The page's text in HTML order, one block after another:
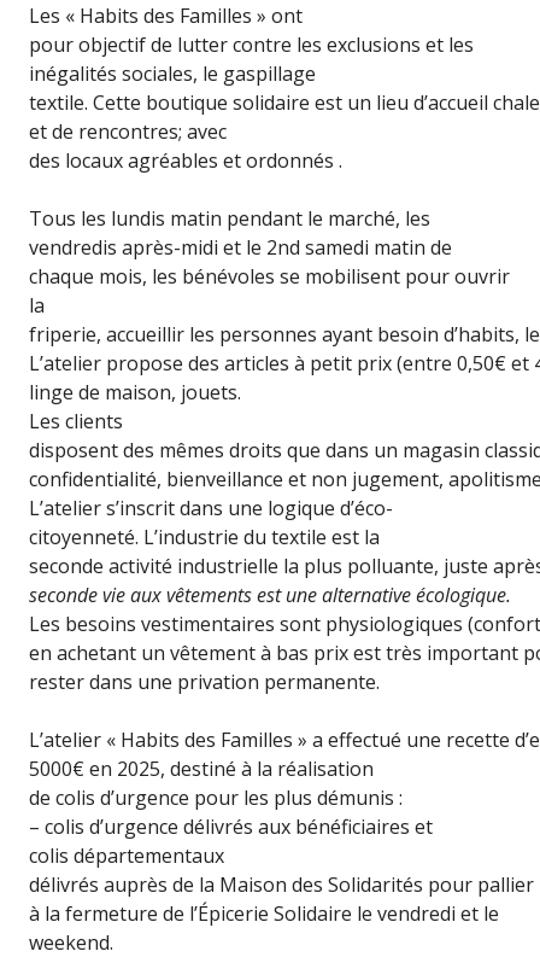
Les « Habits des Familles » ont
pour objectif de lutter contre les exclusions et les
inégalités sociales, le gaspillage
textile. Cette boutique solidaire est un lieu d’accueil
et de rencontres; avec
des locaux agréables et ordonnés .
Tous les lundis matin pendant le marché, les
vendredis après-midi et le 2nd samedi matin de
chaque mois, les bénévoles se mobilisent pour ouvrir
la
friperie, accueillir les personnes ayant besoin d’habits,
L’atelier propose des articles à petit prix (entre 0,50€
linge de maison, jouets.
Les clients
disposent des mêmes droits que dans un magasin
confidentialité, bienveillance et non jugement,
L’atelier s’inscrit dans une logique d’éco-
citoyenneté. L’industrie du textile est la
seconde activité industrielle la plus polluante, juste
seconde vie aux vêtements est une alternative écologique.
Les besoins vestimentaires sont physiologiques
en achetant un vêtement à bas prix est très important
rester dans une privation permanente.
L’atelier « Habits des Familles » a effectué une recette
5000€ en 2025, destiné à la réalisation
de colis d’urgence pour les plus démunis :
– colis d’urgence délivrés aux bénéficiaires et
colis départementaux
délivrés auprès de la Maison des Solidarités pour pallier
à la fermeture de l’Épicerie Solidaire le vendredi et le
weekend.